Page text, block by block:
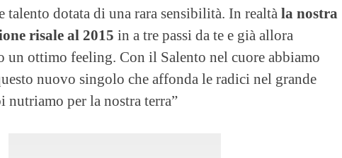
talento dotata di una rara sensibilità. In realtà la nostra
risale al 2015 in a tre passi da te e già allora
un ottimo feeling. Con il Salento nel cuore abbiamo
nuovo singolo che affonda le radici nel grande
nutriamo per la nostra terra”